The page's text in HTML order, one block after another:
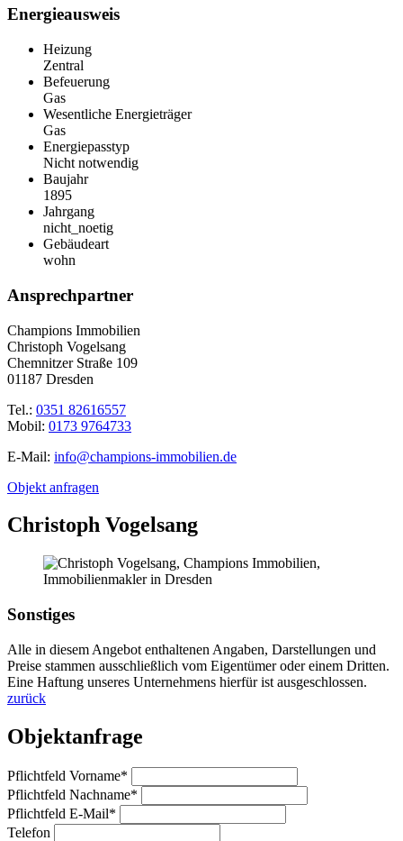
Energieausweis
Heizung
Zentral
Befeuerung
Gas
Wesentliche Energieträger
Gas
Energiepasstyp
Nicht notwendig
Baujahr
1895
Jahrgang
nicht_noetig
Gebäudeart
wohn
Ansprechpartner
Champions Immobilien
Christoph Vogelsang
Chemnitzer Straße 109
01187 Dresden
Tel.: 0351 82616557
Mobil: 0173 9764733
E-Mail: info@champions-immobilien.de
Objekt anfragen
Christoph Vogelsang
Sonstiges
Alle in diesem Angebot enthaltenen Angaben, Darstellungen und
Preise stammen ausschließlich vom Eigentümer oder einem Dritten.
Eine Haftung unseres Unternehmens hierfür ist ausgeschlossen.
zurück
Objektanfrage
Pflichtfeld Vorname*
Pflichtfeld Nachname*
Pflichtfeld E-Mail*
Telefon